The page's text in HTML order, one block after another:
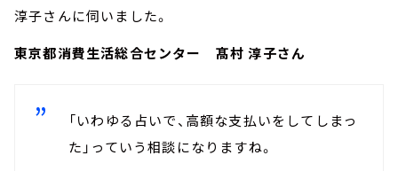
淳子さんに伺いました。
東京都消費生活総合センター 髙村 淳子さん
「いわゆる占いで、高額な支払いをしてしまっ
た」っていう相談になりますね。